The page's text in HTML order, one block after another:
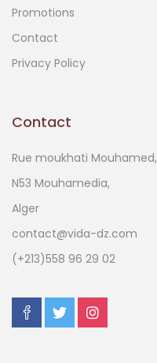
Promotions
Contact
Privacy Policy
Contact
Rue moukhati Mouhamed,
N53 Mouhamedia,
Alger
contact@vida-dz.com
(+213)558 96 29 02